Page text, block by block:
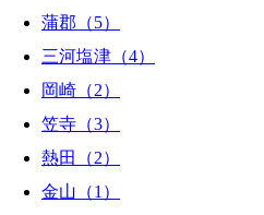
蒲郡（5）
三河塩津（4）
岡崎（2）
笠寺（3）
熱田（2）
金山（1）